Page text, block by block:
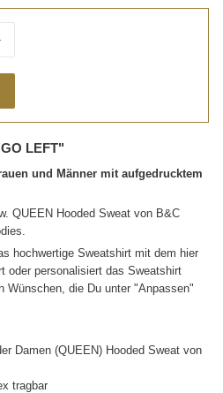
LEFT"
und Männer mit aufgedrucktem
QUEEN Hooded Sweat von B&C
hochwertige Sweatshirt mit dem hier
oder personalisiert das Sweatshirt
Wünschen, die Du unter "Anpassen"
Damen (QUEEN) Hooded Sweat von
tragbar